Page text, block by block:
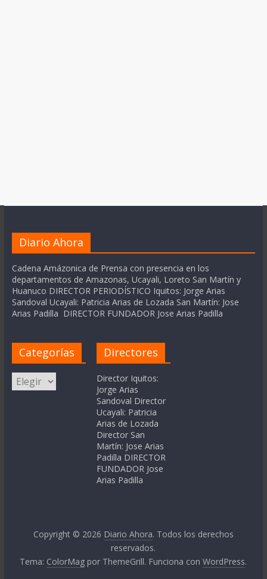
Diario Ahora
Cadena Amázonica de Prensa con presencia en los
departamentos de Amazonas, Ucayali, Loreto San Martín y
Huanuco DIRECTOR PERIODÍSTICO Iquitos: Jorge Arias
Sandoval Ucayali: Patricia Arias de Lozada San Martín: Jose
Arias Padilla DIRECTOR FUNDADOR Jose Arias Padilla
Categorías
Categorías
Directores
Director Iquitos:
Jorge Arias
Sandoval Director
Ucayali: Patricia
Arias de Lozada
Director San
Martín: Jose Arias
Padilla DIRECTOR
FUNDADOR Jose
Arias Padilla
Copyright © 2026 Diario Ahora. Todos los derechos
reservados.
Tema: ColorMag por ThemeGrill. Funciona conWordPress.